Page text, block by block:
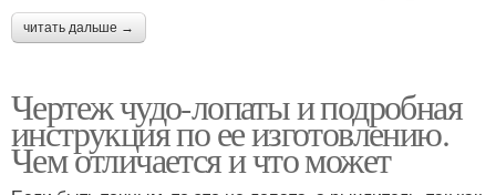
читать дальше →
Чертеж чудо-лопаты и подробная
инструкция по ее изготовлению.
Чем отличается и что может